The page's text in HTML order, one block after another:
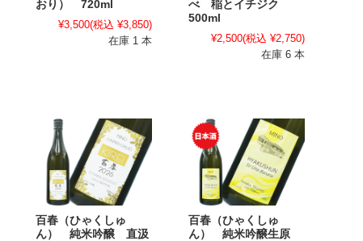
おり） 720ml
¥3,500(税込 ¥3,850)
在庫 1 本
べ 稲とイチジク
500ml
¥2,500(税込 ¥2,750)
在庫 6 本
百春（ひゃくしゅ
ん） 純米吟醸 直汲
百春（ひゃくしゅ
ん） 純米吟醸生原